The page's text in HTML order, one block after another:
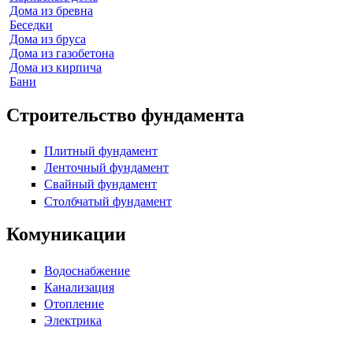
Дома из бревна
Беседки
Дома из бруса
Дома из газобетона
Дома из кирпича
Бани
Строительство фундамента
Плитный фундамент
Ленточный фундамент
Свайный фундамент
Столбчатый фундамент
Комуникации
Водоснабжение
Канализация
Отопление
Электрика